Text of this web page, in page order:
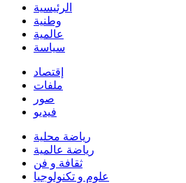
الرئيسية
وطنية
عالمية
سياسة
إقتصاد
ملفات
صور
فيديو
رياضة محلية
رياضة عالمية
ثقافة و فن
علوم و تكنولوجيا